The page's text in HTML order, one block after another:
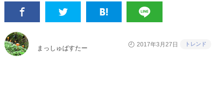
まっしゅばすたー
2017年3月27日 トレンド